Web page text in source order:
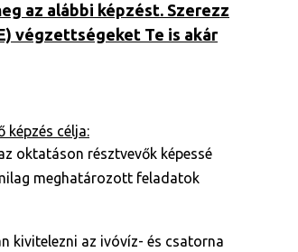
az alábbi képzést. Szerezz
végzettségeket Te is akár
képzés célja:
oktatáson résztvevők képessé
meghatározott feladatok
kivitelezni az ivóvíz- és csatorna